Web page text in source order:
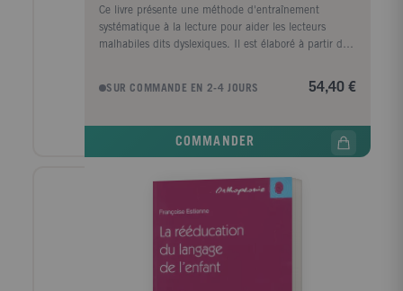
Ce livre présente une méthode d'entraînement
systématique à la lecture pour aider les lecteurs
malhabiles dits dyslexiques. Il est élaboré à partir des
chapitre - et s'appuie notamment sur l'importance de
Dans cette optique, l'ouvrage présente à la fois une
les stratégies de base de l'acte lexique : le
déchiffrage, l'adressage et la compréhension.
Destinés d'abord aux dyslexiques confrontés à la
difficulté de lire, la méthode et le matériel peuvent
aussi très bien s'utiliser comme manuel de
perfectionnement de la lecture pour un public plus
SUR COMMANDE EN 2-4 JOURS 54,40 €
COMMANDER